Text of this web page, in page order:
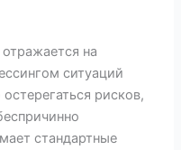
на
ситуаций
рисков,
стандартные